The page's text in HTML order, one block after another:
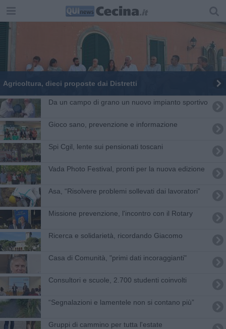
Agricoltura, dieci proposte dai Distretti
Da un campo di grano un nuovo impianto sportivo
Gioco sano, prevenzione e informazione
Spi Cgil, lente sui pensionati toscani
Vada Photo Festival, pronti per la nuova edizione
Asa, “Risolvere problemi sollevati dai lavoratori”
Missione prevenzione, l'incontro con il Rotary
Ricerca e solidarietà, ricordando Giacomo
Casa di Comunità, "primi dati incoraggianti"
Consultori e scuole, 2.700 studenti coinvolti
“Segnalazioni e lamentele non si contano più”
Gruppi di cammino per tutta l'estate